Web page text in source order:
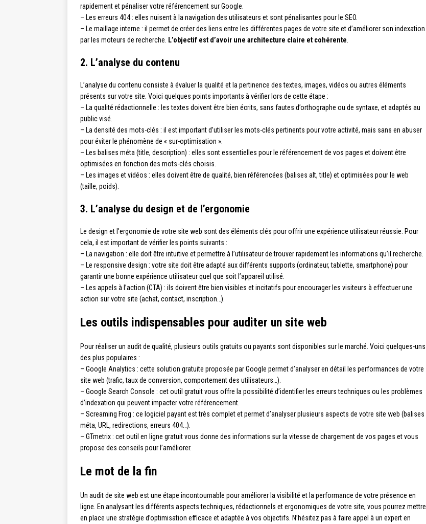
rapidement et pénaliser votre référencement sur Google.
– Les erreurs 404 : elles nuisent à la navigation des utilisateurs et sont pénalisantes pour le SEO.
– Le maillage interne : il permet de créer des liens entre les différentes pages de votre site et d’améliorer son indexation
par les moteurs de recherche.
L’objectif est d’avoir une architecture claire et cohérente
2. L’analyse du contenu
L’analyse du contenu consiste à évaluer la qualité et la pertinence des textes, images, vidéos ou autres éléments
présents sur votre site. Voici quelques points importants à vérifier lors de cette étape :
– La qualité rédactionnelle : les textes doivent être bien écrits, sans fautes d’orthographe ou de syntaxe, et adaptés au
public visé.
– La densité des mots-clés : il est important d’utiliser les mots-clés pertinents pour votre activité, mais sans en abuser
pour éviter le phénomène de « sur-optimisation ».
– Les balises méta (title, description) : elles sont essentielles pour le référencement de vos pages et doivent être
optimisées en fonction des mots-clés choisis.
– Les images et vidéos : elles doivent être de qualité, bien référencées (balises alt, title) et optimisées pour le web
(taille, poids).
3. L’analyse du design et de l’ergonomie
Le design et l’ergonomie de votre site web sont des éléments clés pour offrir une expérience utilisateur réussie. Pour
cela, il est important de vérifier les points suivants :
– La navigation : elle doit être intuitive et permettre à l’utilisateur de trouver rapidement les informations qu’il recherche.
– Le responsive design : votre site doit être adapté aux différents supports (ordinateur, tablette, smartphone) pour
garantir une bonne expérience utilisateur quel que soit l’appareil utilisé.
– Les appels à l’action (CTA) : ils doivent être bien visibles et incitatifs pour encourager les visiteurs à effectuer une
action sur votre site (achat, contact, inscription…).
Les outils indispensables pour auditer un site web
Pour réaliser un audit de qualité, plusieurs outils gratuits ou payants sont disponibles sur le marché. Voici quelques-uns
des plus populaires :
– Google Analytics : cette solution gratuite proposée par Google permet d’analyser en détail les performances de votre
site web (trafic, taux de conversion, comportement des utilisateurs…).
– Google Search Console : cet outil gratuit vous offre la possibilité d’identifier les erreurs techniques ou les problèmes
d’indexation qui peuvent impacter votre référencement.
– Screaming Frog : ce logiciel payant est très complet et permet d’analyser plusieurs aspects de votre site web (balises
méta, URL, redirections, erreurs 404…).
– GTmetrix : cet outil en ligne gratuit vous donne des informations sur la vitesse de chargement de vos pages et vous
propose des conseils pour l’améliorer.
Le mot de la fin
Un audit de site web est une étape incontournable pour améliorer la visibilité et la performance de votre présence en
ligne. En analysant les différents aspects techniques, rédactionnels et ergonomiques de votre site, vous pourrez mettre
en place une stratégie d’optimisation efficace et adaptée à vos objectifs. N’hésitez pas à faire appel à un expert en